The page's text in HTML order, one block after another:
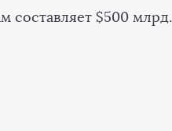
составляет $500 млрд.